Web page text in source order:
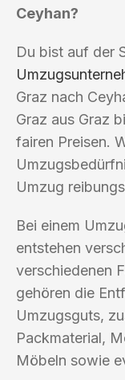
Ceyhan?
Du bist auf der
Graz nach
Graz aus Graz
fairen Preisen.
Umzug
Bei einem
entstehen
verschiedenen
gehören die
Umzugsguts,
Packmaterial,
Möbeln sowie